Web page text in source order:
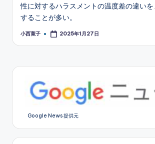
性に対するハラスメントの温度差の違い
することが多い。
Posted
小西寛子 2025年1月27日
Google News 提供元